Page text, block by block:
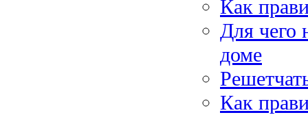
Как
Для чего
доме
Как